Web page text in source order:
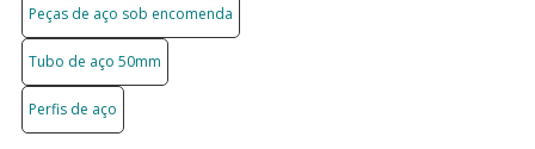
Peças de aço sob encomenda
Tubo de aço 50mm
Perfis de aço